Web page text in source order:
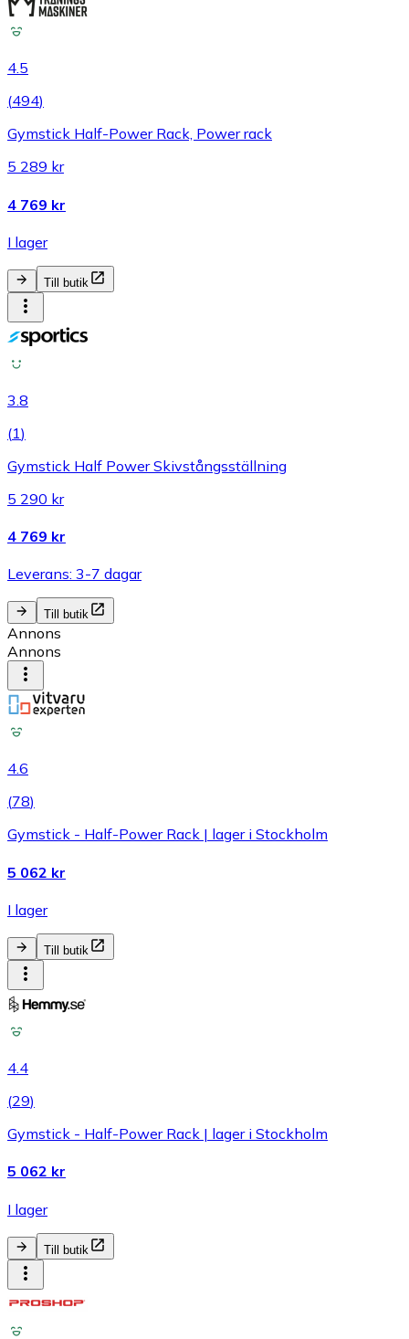
4.5
(494)
Gymstick Half-Power Rack, Power rack
5 289 kr
4 769 kr
I lager
Till butik
3.8
(1)
Gymstick Half Power Skivstångsställning
5 290 kr
4 769 kr
Leverans: 3-7 dagar
Till butik
Annons
Annons
4.6
(78)
Gymstick - Half-Power Rack | lager i Stockholm
5 062 kr
I lager
Till butik
4.4
(29)
Gymstick - Half-Power Rack | lager i Stockholm
5 062 kr
I lager
Till butik